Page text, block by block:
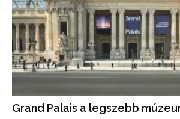
Grand Palais a legszebb